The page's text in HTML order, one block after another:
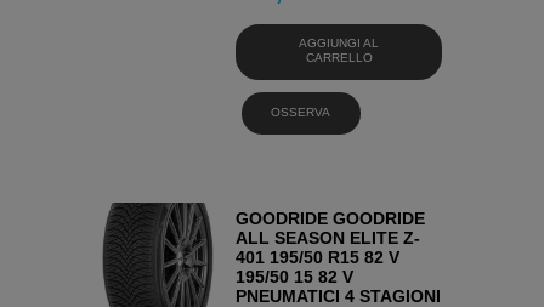
AGGIUNGI AL
CARRELLO
OSSERVA
GOODRIDE GOODRIDE
ALL SEASON ELITE Z-
401 195/50 R15 82 V
195/50 15 82 V
PNEUMATICI 4 STAGIONI